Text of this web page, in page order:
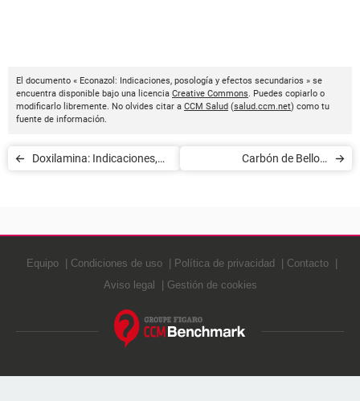
El documento « Econazol: Indicaciones, posología y efectos secundarios » se
encuentra disponible bajo una licencia Creative Commons. Puedes copiarlo o
modificarlo libremente. No olvides citar a CCM Salud (salud.ccm.net) como tu
fuente de información.
Doxilamina: Indicaciones,
Carbón de Belloc:
Equipo Condiciones de uso Política de privacidad
Contacto
Aviso legal
Gestión de cookies